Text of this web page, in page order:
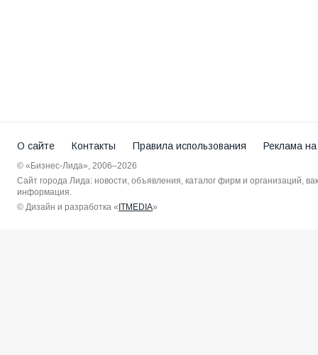
О сайте Контакты Правила использования Реклама
© «Бизнес-Лида», 2006–2026
Сайт города Лида: новости, объявления, каталог фирм и организаций,
информация.
© Дизайн и разработка « ITMEDIA»